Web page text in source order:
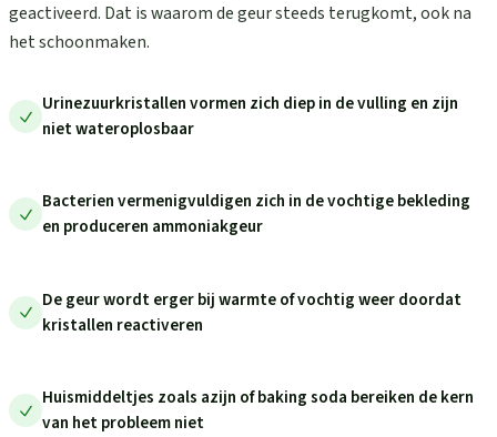
geactiveerd. Dat is waarom de geur steeds terugkomt, ook na
het schoonmaken.
Urinezuurkristallen vormen zich diep in de vulling en zijn
niet wateroplosbaar
Bacterien vermenigvuldigen zich in de vochtige bekleding
en produceren ammoniakgeur
De geur wordt erger bij warmte of vochtig weer doordat
kristallen reactiveren
Huismiddeltjes zoals azijn of baking soda bereiken de kern
van het probleem niet